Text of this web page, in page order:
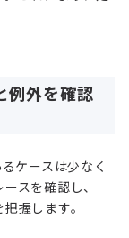
例外を確認
ケースは少なく
スを確認し、
握します。